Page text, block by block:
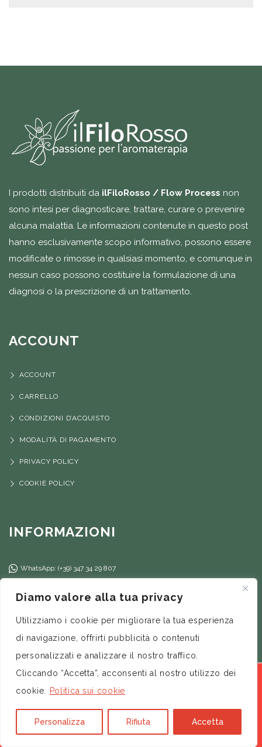
Diamo valore alla tua privacy
Utilizziamo i cookie per migliorare la tua esperienza
di navigazione, offrirti pubblicità o contenuti
personalizzati e analizzare il nostro traffico.
Cliccando “Accetta”, acconsenti al nostro utilizzo dei
cookie.
Politica sui cookie
Personalizza Rifiuta Accetta
I prodotti distribuiti da ilFiloRosso / Flow Process non
sono intesi per diagnosticare, trattare, curare o prevenire
alcuna malattia. Le informazioni contenute in questo post
hanno esclusivamente scopo informativo, possono essere
modificate o rimosse in qualsiasi momento, e comunque in
nessun caso possono costituire la formulazione di una
diagnosi o la prescrizione di un trattamento.
ACCOUNT
ACCOUNT
CARRELLO
CONDIZIONI D’ACQUISTO
MODALITÀ DI PAGAMENTO
PRIVACY POLICY
COOKIE POLICY
INFORMAZIONI
WhatsApp: (+39) 347 34 29 807
I prodotti dello shop sono distribuiti da:Flow Process Srl
– P. Iva / CF: 12556521008 – © 2026 by Donata Libertini |